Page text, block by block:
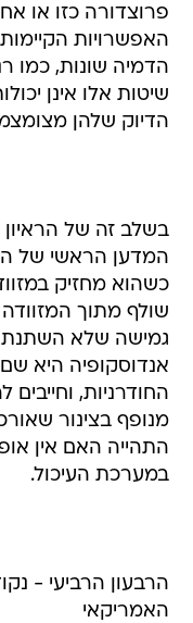
פרוצדורה כזו או
האפשרויות
שיטות אלו אינן
הדיוק שלהן
בשלב זה של
המדען הראשי של
כשהוא מחזיק
שולף מתוך
אנדוסקופיה היא
החודרניות,
מנופף בצינור
התהייה האם אין
במערכת העיכול.
הרבעון הרביעי -
האמריקאי